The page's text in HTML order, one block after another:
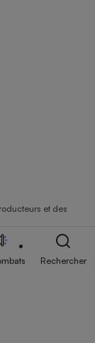
et des
Rechercher